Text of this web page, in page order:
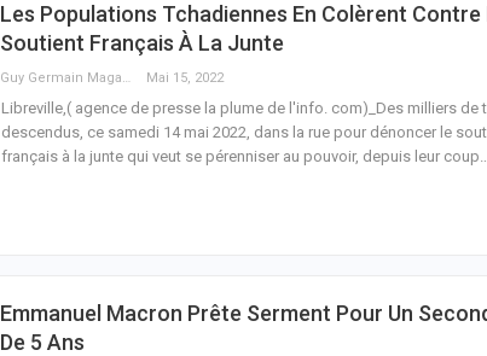
Les Populations Tchadiennes En Colèrent Contre
Soutient Français À La Junte
Guy Germain Maganga Nziengui Mai 15, 2022
Libreville,( agence de presse la plume de l'info. com)_Des milliers de
descendus, ce samedi 14 mai 2022, dans la rue pour dénoncer le
français à la junte qui veut se pérenniser au pouvoir, depuis leur coup
Emmanuel Macron Prête Serment Pour Un
De 5 Ans